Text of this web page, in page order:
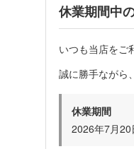
休業期間中
いつも当店をご
誠に勝手ながら
休業期間
2026年7月20